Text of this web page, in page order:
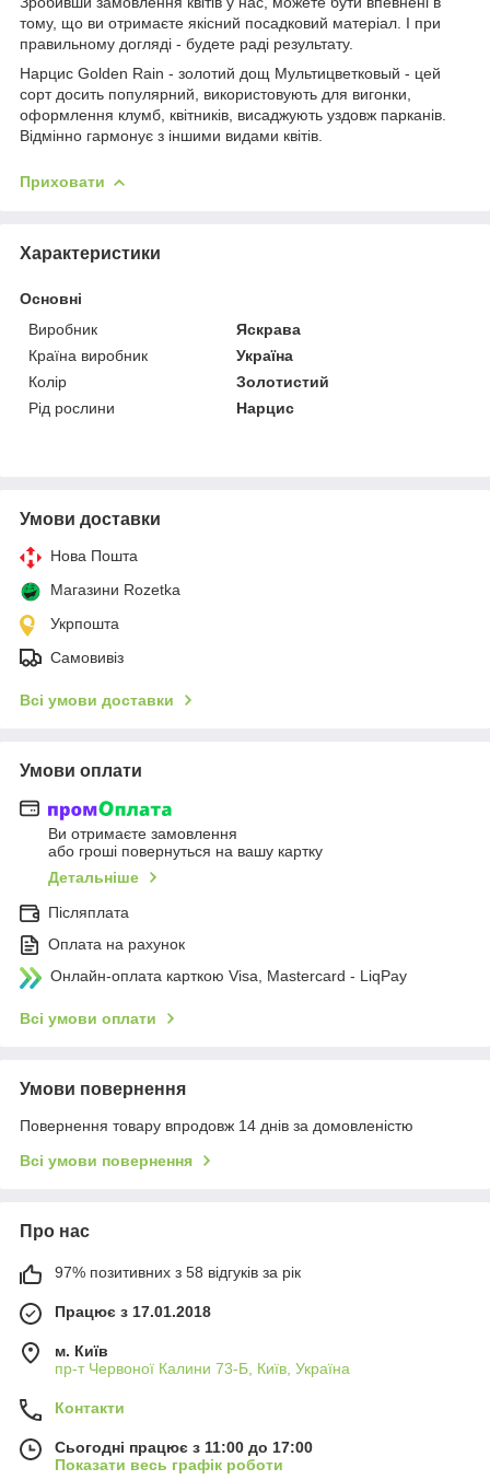
тому, що ви отримаєте якісний посадковий матеріал. І при
правильному догляді - будете раді результату.
Нарцис Golden Rain - золотий дощ Мультицветковый - цей
сорт досить популярний, використовують для вигонки,
оформлення клумб, квітників, висаджують уздовж парканів.
Відмінно гармонує з іншими видами квітів.
Приховати
Характеристики
Основні
Виробник
Яскрава
Країна виробник
Україна
Колір
Золотистий
Рід рослини
Нарцис
Умови доставки
Нова Пошта
Магазини Rozetka
Укрпошта
Самовивіз
Всі умови доставки
Умови оплати
Ви отримаєте замовлення
або гроші повернуться на вашу картку
Детальніше
Післяплата
Оплата на рахунок
Онлайн-оплата карткою Visa, Mastercard - LiqPay
Всі умови оплати
Умови повернення
Повернення товару впродовж 14 днів за домовленістю
Всі умови повернення
Про нас
97% позитивних з 58 відгуків за рік
Працює з 17.01.2018
м. Київ
пр-т Червоної Калини 73-Б, Київ, Україна
Контакти
Сьогодні працює з 11:00 до 17:00
Показати весь графік роботи